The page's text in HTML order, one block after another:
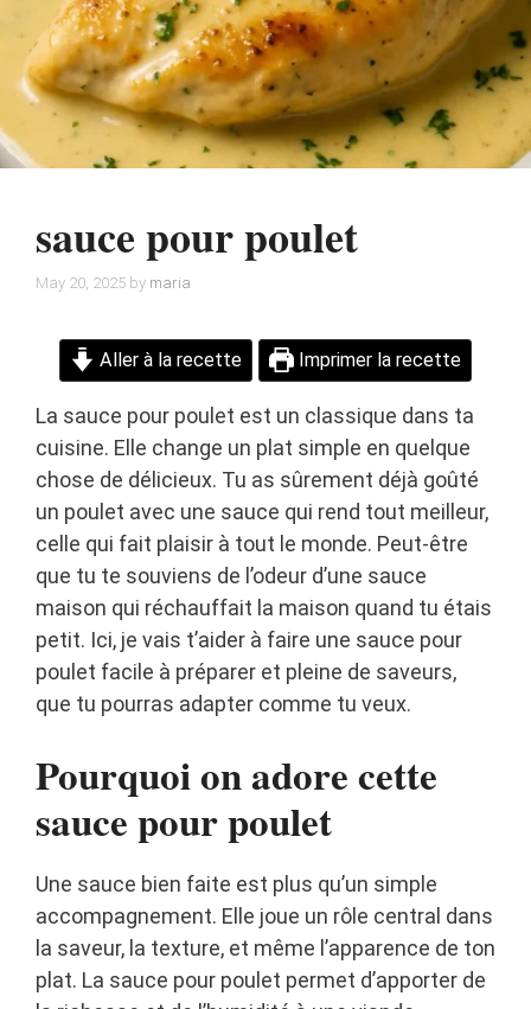
sauce pour poulet
May 20, 2025 by maria
Aller à la recette Imprimer la recette
La sauce pour poulet est un classique dans ta
cuisine. Elle change un plat simple en quelque
chose de délicieux. Tu as sûrement déjà goûté
un poulet avec une sauce qui rend tout meilleur,
celle qui fait plaisir à tout le monde. Peut-être
que tu te souviens de l’odeur d’une sauce
maison qui réchauffait la maison quand tu étais
petit. Ici, je vais t’aider à faire une sauce pour
poulet facile à préparer et pleine de saveurs,
que tu pourras adapter comme tu veux.
Pourquoi on adore cette
sauce pour poulet
Une sauce bien faite est plus qu’un simple
accompagnement. Elle joue un rôle central dans
la saveur, la texture, et même l’apparence de ton
plat. La sauce pour poulet permet d’apporter de